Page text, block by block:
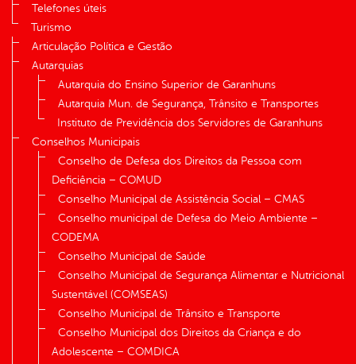
Telefones úteis
Turismo
Articulação Política e Gestão
Autarquias
Autarquia do Ensino Superior de Garanhuns
Autarquia Mun. de Segurança, Trânsito e Transportes
Instituto de Previdência dos Servidores de Garanhuns
Conselhos Municipais
Conselho de Defesa dos Direitos da Pessoa com
Deficiência – COMUD
Conselho Municipal de Assistência Social – CMAS
Conselho municipal de Defesa do Meio Ambiente –
CODEMA
Conselho Municipal de Saúde
Conselho Municipal de Segurança Alimentar e Nutricional
Sustentável (COMSEAS)
Conselho Municipal de Trânsito e Transporte
Conselho Municipal dos Direitos da Criança e do
Adolescente – COMDICA